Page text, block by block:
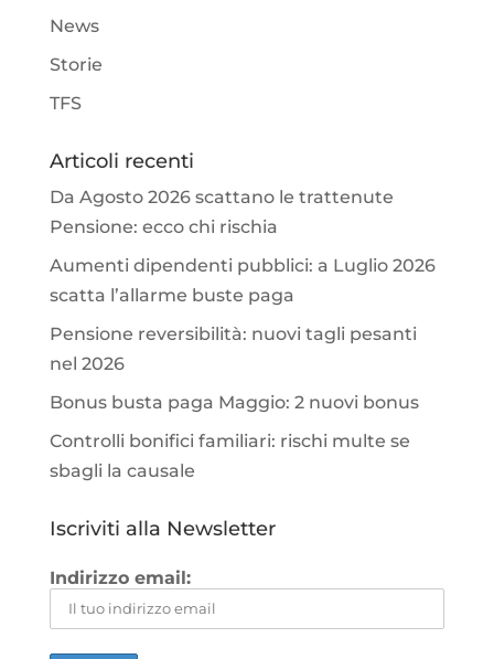
News
Storie
TFS
Articoli recenti
Da Agosto 2026 scattano le trattenute
Pensione: ecco chi rischia
Aumenti dipendenti pubblici: a Luglio 2026
scatta l’allarme buste paga
Pensione reversibilità: nuovi tagli pesanti
nel 2026
Bonus busta paga Maggio: 2 nuovi bonus
Controlli bonifici familiari: rischi multe se
sbagli la causale
Iscriviti alla Newsletter
Indirizzo email: